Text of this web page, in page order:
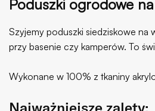
Poduszki ogrodowe
Szyjemy poduszki siedziskowe
przy basenie czy kamperów. To
Wykonane w 100% z tkaniny
Najważniejsze zalety: